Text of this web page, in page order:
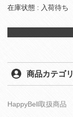
在庫状態 : 入荷待ち
商品カテゴリ
HappyBell取扱商品